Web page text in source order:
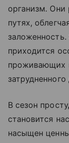
организм.
путях,
приходится
проживающих
В сезон
становится
насыщен